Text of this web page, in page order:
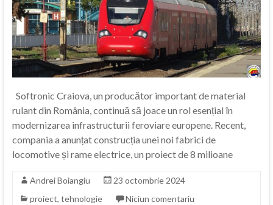
Softronic Craiova, un producător important de material
rulant din România, continuă să joace un rol esențial în
modernizarea infrastructurii feroviare europene. Recent,
compania a anunțat construcția unei noi fabrici de
locomotive și rame electrice, un proiect de 8 milioane
Andrei Boiangiu
23 octombrie 2024
proiect, tehnologie
Niciun comentariu